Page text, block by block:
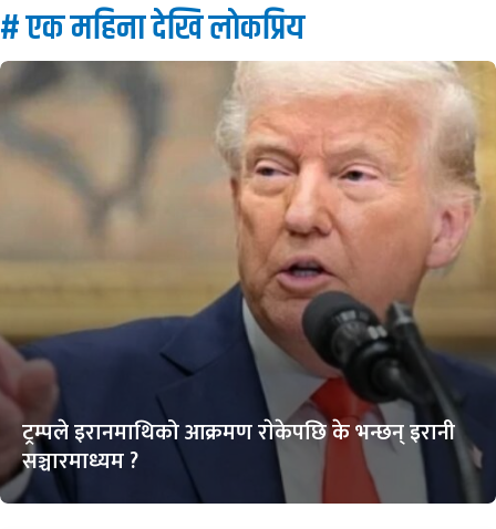
# एक महिना देखि लाेकप्रिय
ट्रम्पले इरानमाथिको आक्रमण राेकेपछि के भन्छन् इरानी
सञ्चारमाध्यम ?